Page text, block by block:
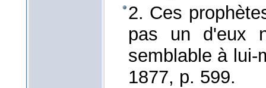
2. Ces
pas un d'eux
semblable à
1877, p. 599.